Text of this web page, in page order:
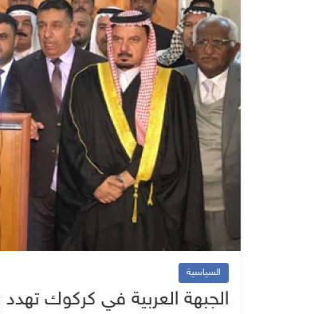
السياسية
الجبهة العربية في كركوك تهدد